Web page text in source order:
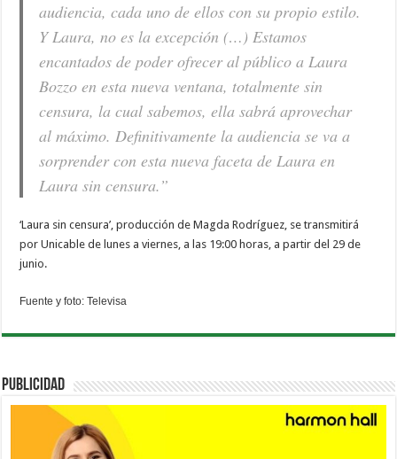
audiencia, cada uno de ellos con su propio estilo.
Y Laura, no es la excepción (…) Estamos
encantados de poder ofrecer al público a Laura
Bozzo en esta nueva ventana, totalmente sin
censura, la cual sabemos, ella sabrá aprovechar
al máximo. Definitivamente la audiencia se va a
sorprender con esta nueva faceta de Laura en
Laura sin censura.”
‘Laura sin censura’, producción de Magda Rodríguez, se transmitirá
por Unicable de lunes a viernes, a las 19:00 horas, a partir del 29 de
junio.
Fuente y foto: Televisa
PUBLICIDAD